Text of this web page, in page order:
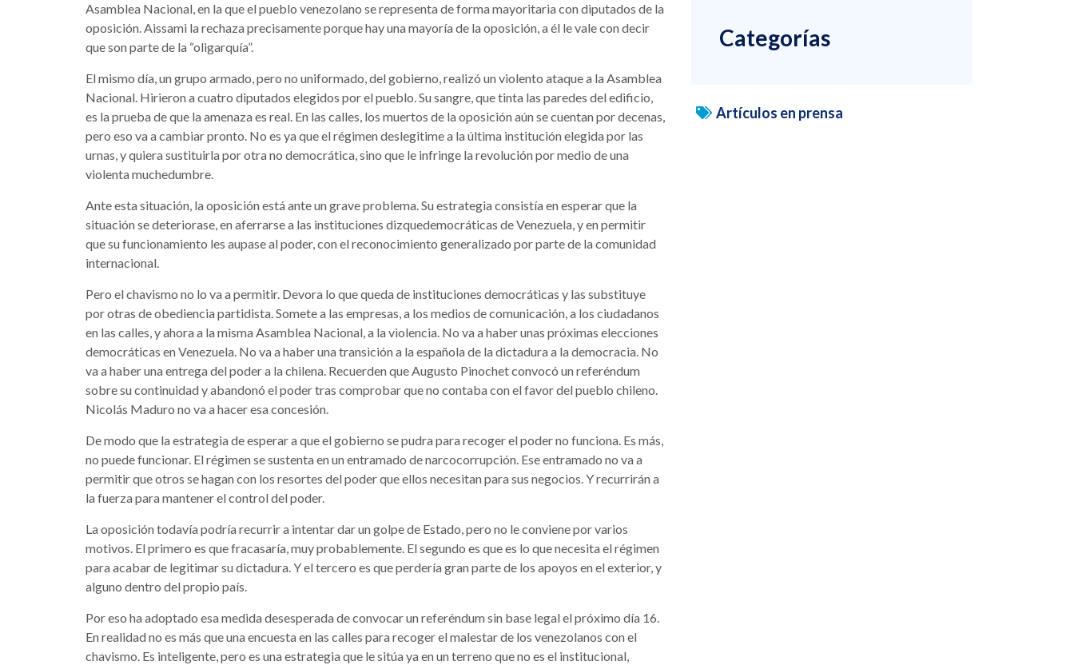
Asamblea Nacional, en la que el pueblo venezolano se representa de forma mayoritaria con diputados de la
oposición. Aissami la rechaza precisamente porque hay una mayoría de la oposición, a él le vale con decir
que son parte de la “oligarquía”.
El mismo día, un grupo armado, pero no uniformado, del gobierno, realizó un violento ataque a la Asamblea
Nacional. Hirieron a cuatro diputados elegidos por el pueblo. Su sangre, que tinta las paredes del edificio,
es la prueba de que la amenaza es real. En las calles, los muertos de la oposición aún se cuentan por decenas,
pero eso va a cambiar pronto. No es ya que el régimen deslegitime a la última institución elegida por las
urnas, y quiera sustituirla por otra no democrática, sino que le infringe la revolución por medio de una
violenta muchedumbre.
Ante esta situación, la oposición está ante un grave problema. Su estrategia consistía en esperar que la
situación se deteriorase, en aferrarse a las instituciones dizquedemocráticas de Venezuela, y en permitir
que su funcionamiento les aupase al poder, con el reconocimiento generalizado por parte de la comunidad
internacional.
Pero el chavismo no lo va a permitir. Devora lo que queda de instituciones democráticas y las substituye
por otras de obediencia partidista. Somete a las empresas, a los medios de comunicación, a los ciudadanos
en las calles, y ahora a la misma Asamblea Nacional, a la violencia. No va a haber unas próximas elecciones
democráticas en Venezuela. No va a haber una transición a la española de la dictadura a la democracia. No
va a haber una entrega del poder a la chilena. Recuerden que Augusto Pinochet convocó un referéndum
sobre su continuidad y abandonó el poder tras comprobar que no contaba con el favor del pueblo chileno.
Nicolás Maduro no va a hacer esa concesión.
De modo que la estrategia de esperar a que el gobierno se pudra para recoger el poder no funciona. Es más,
no puede funcionar. El régimen se sustenta en un entramado de narcocorrupción. Ese entramado no va a
permitir que otros se hagan con los resortes del poder que ellos necesitan para sus negocios. Y recurrirán a
la fuerza para mantener el control del poder.
La oposición todavía podría recurrir a intentar dar un golpe de Estado, pero no le conviene por varios
motivos. El primero es que fracasaría, muy probablemente. El segundo es que es lo que necesita el régimen
para acabar de legitimar su dictadura. Y el tercero es que perdería gran parte de los apoyos en el exterior, y
alguno dentro del propio país.
Por eso ha adoptado esa medida desesperada de convocar un referéndum sin base legal el próximo día 16.
En realidad no es más que una encuesta en las calles para recoger el malestar de los venezolanos con el
chavismo. Es inteligente, pero es una estrategia que le sitúa ya en un terreno que no es el institucional,
Categorías
Artículos en prensa